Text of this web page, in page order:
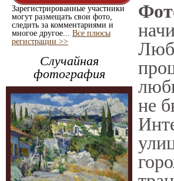
Зарегистрированные участники
могут размещать свои фото,
следить за комментариями и
многое другое... Все плюсы
регистрации >>
Случайная
фотография
не